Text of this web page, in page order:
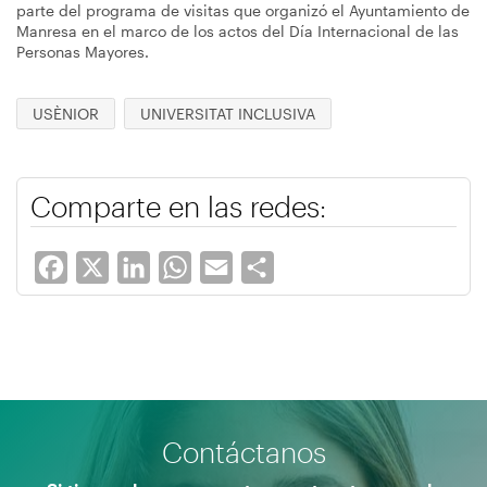
parte del programa de visitas que organizó el Ayuntamiento de
Manresa en el marco de los actos del Día Internacional de las
Personas Mayores.
USÈNIOR UNIVERSITAT INCLUSIVA
Comparte en las redes:
Facebook LinkedInWhatsApp
Email
Contáctanos